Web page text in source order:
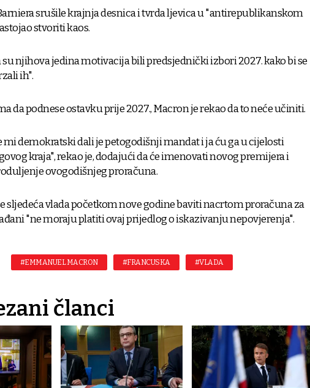
srušile krajnja desnica i tvrda ljevica u "antirepublikanskom
stvoriti kaos.
njihova jedina motivacija bili predsjednički izbori 2027. kako bi se
ih".
da podnese ostavku prije 2027., Macron je rekao da to neće učiniti.
mi demokratski dali je petogodišnji mandat i ja ću ga u cijelosti
kraja", rekao je, dodajući da će imenovati novog premijera i
ovogodišnjeg proračuna.
sljedeća vlada početkom nove godine baviti nacrtom proračuna za
"ne moraju platiti ovaj prijedlog o iskazivanju nepovjerenja".
#EMMANUEL MACRON #FRANCUSKA #VLADA
članci